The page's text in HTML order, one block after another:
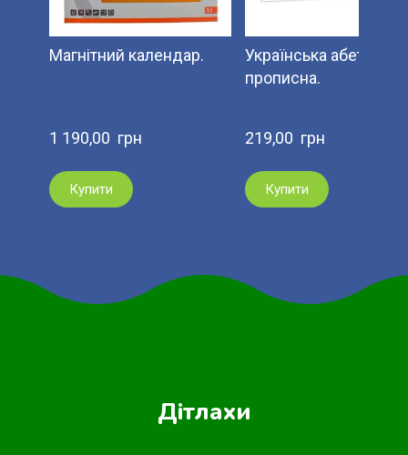
Магнітний календар.
1 190,00  грн
Купити
Українська абетка
прописна.
219,00  грн
Купити
Дітлахи